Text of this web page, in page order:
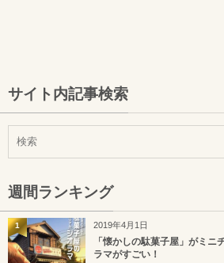
サイト内記事検索
週間ランキング
2019年4月1日
「懐かしの駄菓子屋」がミニ
ラマがすごい！
1